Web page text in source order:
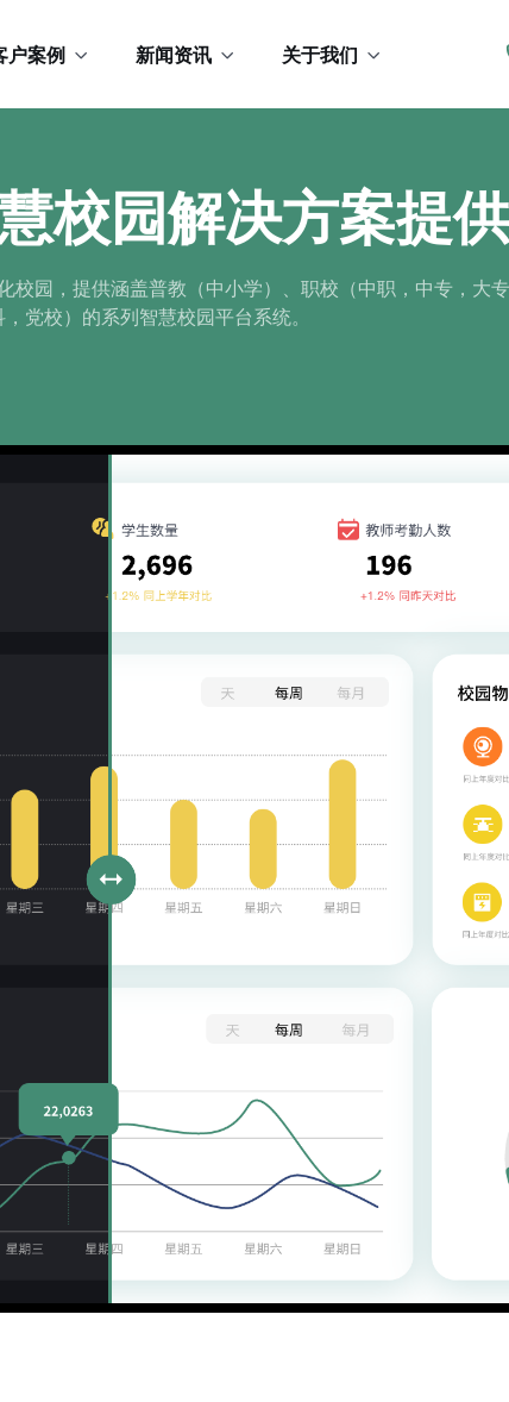
户案例 新闻资讯 关于我们
校园解决方案提
园，提供涵盖普教（中小学）、职校（中职，中专，大专
党校）的系列智慧校园平台系统。